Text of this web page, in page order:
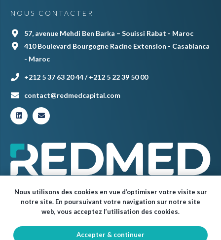
NOUS CONTACTER
57, avenue Mehdi Ben Barka – Souissi Rabat - Maroc
410 Boulevard Bourgogne Racine Extension - Casablanca
- Maroc
+212 5 37 63 20 44 / +212 5 22 39 50 00
contact@redmedcapital.com
© Red Med 2024 – Tous droits réservés.
Nous utilisons des cookies en vue d’optimiser votre visite sur
notre site. En poursuivant votre navigation sur notre site
web, vous acceptez l’utilisation des cookies.
Accepter & continuer